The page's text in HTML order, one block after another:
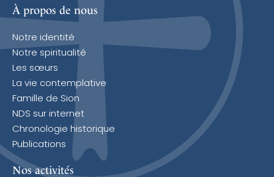
À propos de nous
Notre identité
Notre spiritualité
Les sœurs
La vie contemplative
Famille de Sion
NDS sur internet
Chronologie historique
Publications
Nos activités